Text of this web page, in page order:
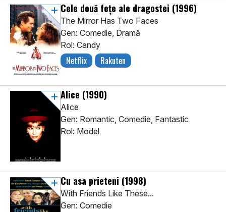
Cele două fețe ale dragostei (1996)
The Mirror Has Two Faces
Gen: Comedie, Dramă
Rol: Candy
Netflix Rakuten
Alice (1990)
Alice
Gen: Romantic, Comedie, Fantastic
Rol: Model
Cu asa prieteni (1998)
With Friends Like These...
Gen: Comedie